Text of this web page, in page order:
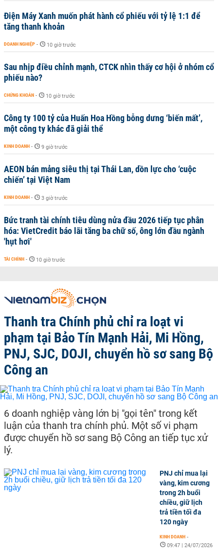
Điện Máy Xanh muốn phát hành cổ phiếu với tỷ lệ 1:1 để
tăng thanh khoản
DOANH NGHIỆP - 10 giờ trước
Sau nhịp điều chỉnh mạnh, CTCK nhìn thấy cơ hội ở nhóm cổ
phiếu nào?
CHỨNG KHOÁN - 10 giờ trước
Công ty 100 tỷ của Huấn Hoa Hồng bỗng dưng ‘biến mất’,
một công ty khác đã giải thể
KINH DOANH - 9 giờ trước
AEON bán mảng siêu thị tại Thái Lan, dồn lực cho ‘cuộc
chiến’ tại Việt Nam
KINH DOANH - 3 giờ trước
Bức tranh tài chính tiêu dùng nửa đầu 2026 tiếp tục phân
hóa: VietCredit báo lãi tăng ba chữ số, ông lớn đầu ngành
'hụt hơi'
TÀI CHÍNH - 10 giờ trước
Thanh tra Chính phủ chỉ ra loạt vi
phạm tại Bảo Tín Mạnh Hải, Mi Hồng,
PNJ, SJC, DOJI, chuyển hồ sơ sang Bộ
Công an
6 doanh nghiệp vàng lớn bị "gọi tên" trong kết
luận của thanh tra chính phủ. Một số vi phạm
được chuyển hồ sơ sang Bộ Công an tiếp tục xử
lý.
PNJ chỉ mua lại
vàng, kim cương
trong 2h buổi
chiều, giữ lịch
trả tiền tối đa
120 ngày
KINH DOANH -
09:47 | 24/07/2026